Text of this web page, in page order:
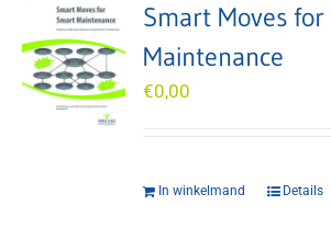
Smart Moves
Maintenance
€0,00
In winkelmand Details